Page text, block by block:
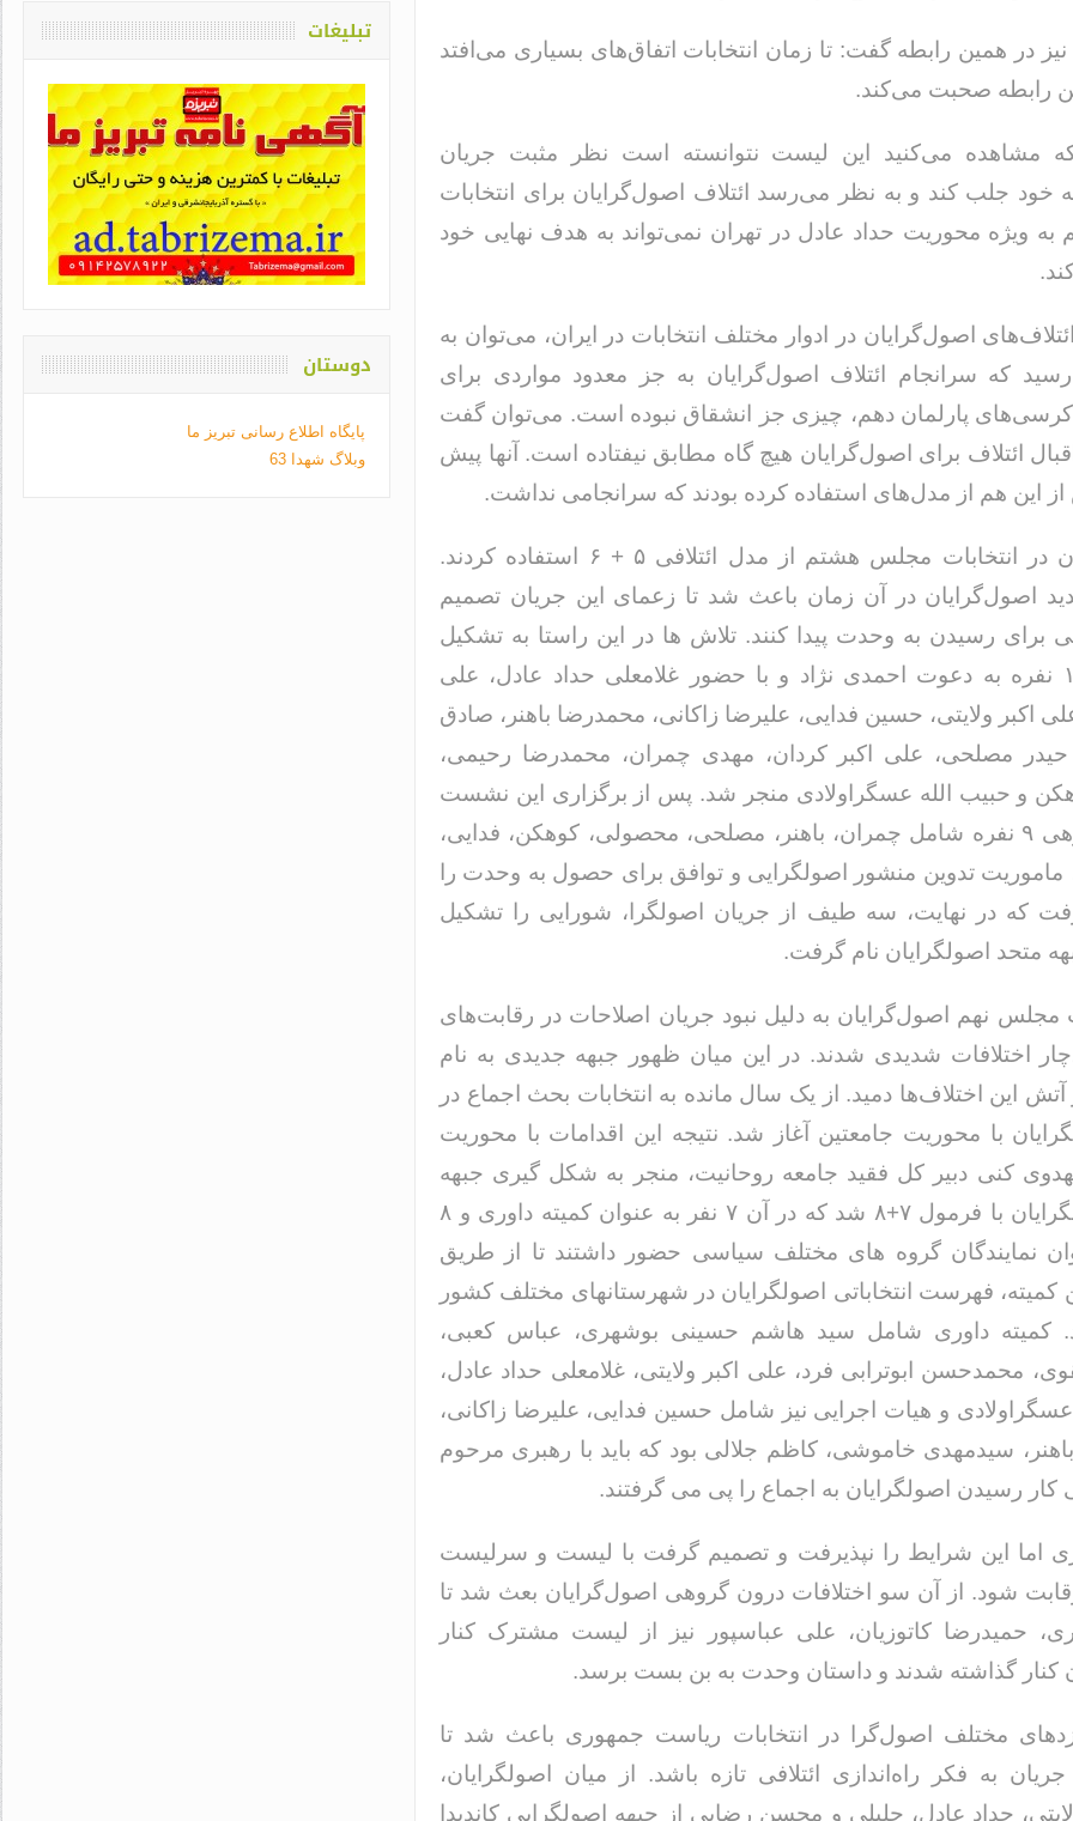
در همین رابطه گفت: تا زمان انتخابات اتفاق‌های بسیاری می‌افتد
رابطه صحبت می‌کند.
مشاهده می‌کنید این لیست نتوانسته است نظر مثبت جریان
خود جلب کند و به نظر می‌رسد ائتلاف اصول‌گرایان برای انتخابات
ویژه محوریت حداد عادل در تهران نمی‌تواند به هدف نهایی خود
اصول‌گرایان در ادوار مختلف انتخابات در ایران، می‌توان به
رسید که سرانجام ائتلاف اصول‌گرایان به جز معدود مواردی برای
پارلمان دهم، چیزی جز انشقاق نبوده است. می‌توان گفت
ائتلاف برای اصول‌گرایان هیچ گاه مطابق نیفتاده است. آنها پیش
از این هم از مدل‌های استفاده کرده بودند که سرانجامی نداشت.
اصول‌‎گرایان در انتخابات مجلس هشتم از مدل ائتلافی ۵ + ۶ استفاده کردند.
اصول‌گرایان در آن زمان باعث شد تا زعمای این جریان تصمیم
برای رسیدن به وحدت پیدا کنند. تلاش ها در این راستا به تشکیل
نشستی ۱۵ نفره به دعوت احمدی نژاد و با حضور غلامعلی حداد عادل، علی
علی اکبر ولایتی، حسین فدایی، علیرضا زاکانی، محمدرضا باهنر، صادق
مصلحی، علی اکبر کردان، مهدی چمران، محمدرضا رحیمی،
و حبیب الله عسگراولادی منجر شد. پس از برگزاری این نشست
هم کارگروهی ۹ نفره شامل چمران، باهنر، مصلحی، محصولی، کوهکن، فدایی،
ماموریت تدوین منشور اصولگرایی و توافق برای حصول به وحدت را
که در نهایت، سه طیف از جریان اصولگرا، شورایی را تشکیل
متحد اصولگرایان نام گرفت.
مجلس نهم اصول‌گرایان به دلیل نبود جریان اصلاحات در رقابت‌های
دچار اختلافات شدیدی شدند. در این میان ظهور جبهه جدیدی به نام
آتش این اختلاف‌ها دمید. از یک سال مانده به انتخابات بحث اجماع در
با محوریت جامعتین آغاز شد. نتیجه این اقدامات با محوریت
کنی دبیر کل فقید جامعه روحانیت، منجر به شکل گیری جبهه
متحد اصولگرایان با فرمول ۷+۸ شد که در آن ۷ نفر به عنوان کمیته داوری و ۸
نمایندگان گروه های مختلف سیاسی حضور داشتند تا از طریق
کمیته، فهرست انتخاباتی اصولگرایان در شهرستانهای مختلف کشور
کمیته داوری شامل سید هاشم حسینی بوشهری، عباس کعبی،
محمدحسن ابوترابی فرد، علی اکبر ولایتی، غلامعلی حداد عادل،
و هیات اجرایی نیز شامل حسین فدایی، علیرضا زاکانی،
سیدمهدی خاموشی، کاظم جلالی بود که باید با رهبری مرحوم
رسیدن اصولگرایان به اجماع را پی می گرفتند.
اما این شرایط را نپذیرفت و تصمیم گرفت با لیست و سرلیست
شود. از آن سو اختلافات درون گروهی اصول‌گرایان بعث شد تا
حمیدرضا کاتوزیان، علی عباسپور نیز از لیست مشترک کنار
کنار گذاشته شدند و داستان وحدت به بن بست برسد.
مختلف اصول‌گرا در انتخابات ریاست جمهوری باعث شد تا
به فکر راه‌اندازی ائتلافی تازه باشد. از میان اصولگرایان،
حداد عادل، جلیلی و محسن رضایی از جبهه اصولگرایی کاندیدا
تبلیغات
دوستان
پایگاه اطلاع رسانی تبریز ما
وبلاگ شهدا 63